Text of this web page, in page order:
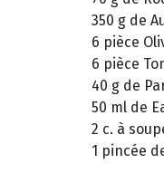
350 g de
6 pièce
6 pièce
40 g de
50 ml de
2 c. à
1 pincée